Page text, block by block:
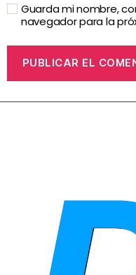
Guarda mi nombre,
navegador para la